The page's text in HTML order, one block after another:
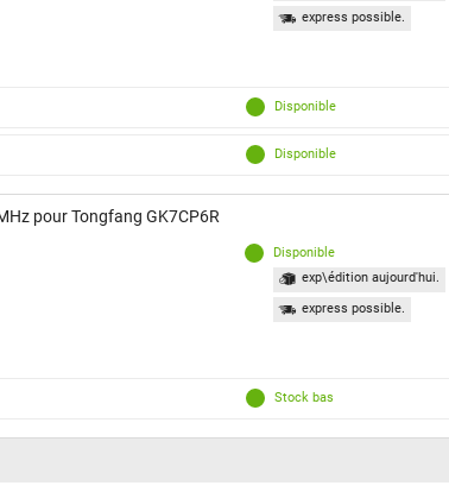
express possible.
Disponible
Disponible
pour Tongfang GK7CP6R
Disponible
exp\édition aujourd'hui.
express possible.
Stock bas